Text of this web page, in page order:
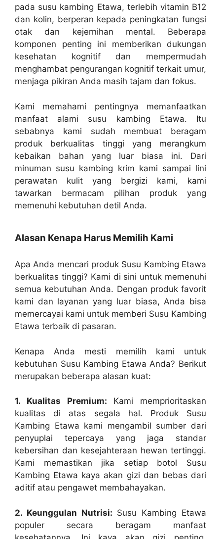
pada susu kambing Etawa, terlebih vitamin B12
dan kolin, berperan kepada peningkatan fungsi
otak dan kejernihan mental. Beberapa
komponen penting ini memberikan dukungan
kesehatan kognitif dan mempermudah
menghambat pengurangan kognitif terkait umur,
menjaga pikiran Anda masih tajam dan fokus.
Kami memahami pentingnya memanfaatkan
manfaat alami susu kambing Etawa. Itu
sebabnya kami sudah membuat beragam
produk berkualitas tinggi yang merangkum
kebaikan bahan yang luar biasa ini. Dari
minuman susu kambing krim kami sampai lini
perawatan kulit yang bergizi kami, kami
tawarkan bermacam pilihan produk yang
memenuhi kebutuhan detil Anda.
Alasan Kenapa Harus Memilih Kami
Apa Anda mencari produk Susu Kambing Etawa
berkualitas tinggi? Kami di sini untuk memenuhi
semua kebutuhan Anda. Dengan produk favorit
kami dan layanan yang luar biasa, Anda bisa
memercayai kami untuk memberi Susu Kambing
Etawa terbaik di pasaran.
Kenapa Anda mesti memilih kami untuk
kebutuhan Susu Kambing Etawa Anda? Berikut
merupakan beberapa alasan kuat:
1. Kualitas Premium: Kami memprioritaskan
kualitas di atas segala hal. Produk Susu
Kambing Etawa kami mengambil sumber dari
penyuplai tepercaya yang jaga standar
kebersihan dan kesejahteraan hewan tertinggi.
Kami memastikan jika setiap botol Susu
Kambing Etawa kaya akan gizi dan bebas dari
aditif atau pengawet membahayakan.
2. Keunggulan Nutrisi: Susu Kambing Etawa
populer secara beragam manfaat